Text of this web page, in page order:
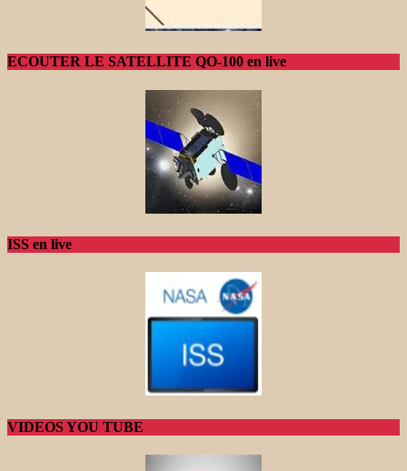
ECOUTER LE SATELLITE QO-100 en live
ISS en live
VIDEOS YOU TUBE